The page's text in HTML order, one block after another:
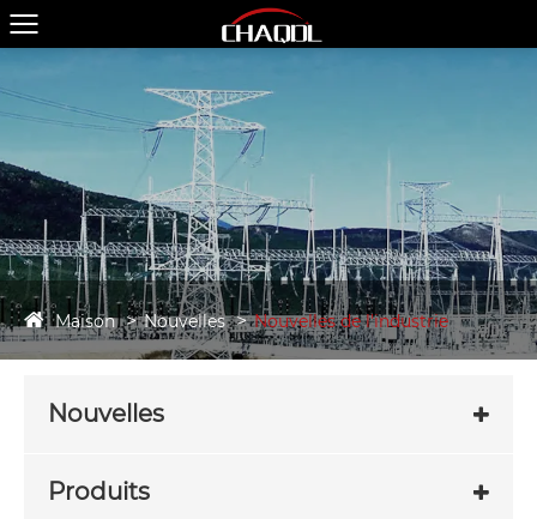
Maison Nouvelles Nouvelles de l'industrie
Nouvelles
Produits